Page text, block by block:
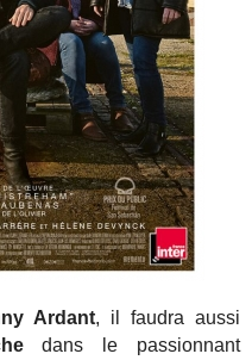
Ardant, il faudra aussi
dans le passionnant